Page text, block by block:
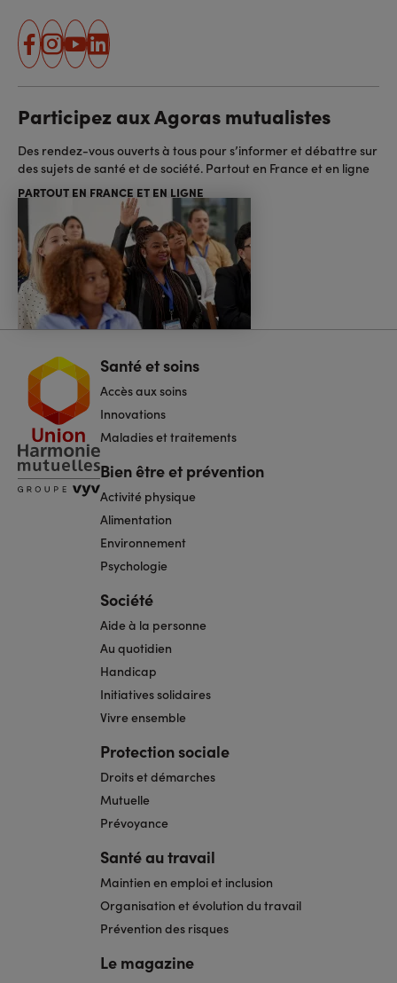
facebook
instagram
youtube
linkedin
Participez aux Agoras mutualistes
Des rendez-vous ouverts à tous pour s’informer et débattre sur
des sujets de santé et de société. Partout en France et en ligne
PARTOUT EN FRANCE ET EN LIGNE
Navigation
de
page
Santé et soins
Accès aux soins
Innovations
Maladies et traitements
Bien être et prévention
Activité physique
Alimentation
Environnement
Psychologie
Société
Aide à la personne
Au quotidien
Handicap
Initiatives solidaires
Vivre ensemble
Protection sociale
Droits et démarches
Mutuelle
Prévoyance
Santé au travail
Maintien en emploi et inclusion
Organisation et évolution du travail
Prévention des risques
Le magazine